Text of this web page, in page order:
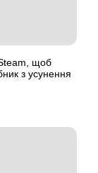
щоб
з усунення